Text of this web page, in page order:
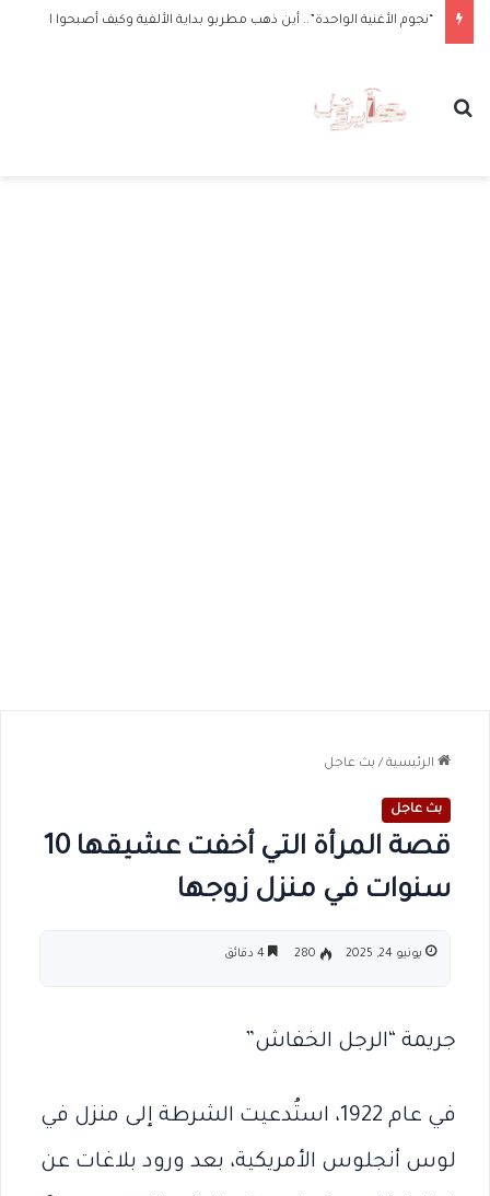
بحث عن
الرئيسية / بث عاجل
بث عاجل
قصة المرأة التي أخفت عشيقها 10
سنوات في منزل زوجها
يونيو 24, 2025 280
جريمة “الرجل الخفاش”
في عام 1922، استُدعيت الشرطة إلى منزل في
لوس أنجلوس الأمريكية، بعد ورود بلاغات عن